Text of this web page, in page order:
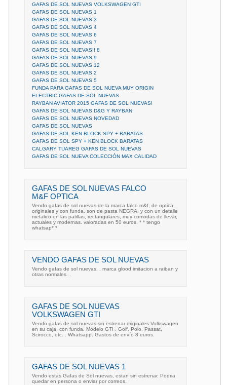
GAFAS DE SOL NUEVAS VOLKSWAGEN GTI
GAFAS DE SOL NUEVAS 1
GAFAS DE SOL NUEVAS 3
GAFAS DE SOL NUEVAS 4
GAFAS DE SOL NUEVAS 6
GAFAS DE SOL NUEVAS 7
GAFAS DE SOL NUEVAS!! 8
GAFAS DE SOL NUEVAS 9
GAFAS DE SOL NUEVAS 12
GAFAS DE SOL NUEVAS 2
GAFAS DE SOL NUEVAS 5
FUNDA PARA GAFAS DE SOL NUEVA MUY ORIGIN
ELECTRIC GAFAS DE SOL NUEVAS
RAYBAN AVIATOR 2015 GAFAS DE SOL NUEVAS!
GAFAS DE SOL NUEVAS D&G Y RAYBAN
GAFAS DE SOL NUEVAS NOVEDAD
GAFAS DE SOL NUEVAS
GAFAS DE SOL KEN BLOCK SPY + BARATAS
GAFAS DE SOL SPY + KEN BLOCK BARATAS
CALGARY TUAREG GAFAS DE SOL NUEVAS
GAFAS DE SOL NUEVA COLECCIÓN MAX CALIDAD
GAFAS DE SOL NUEVAS FALCO
M&F OPTICA
Vendo gafas de sol nuevas de la marca falco m&f, de optica,
originales y con funda. son de pasta NEGRA, y con un detalle
metalico en las patillas, rectangulares, muy comodas de llevar,
actuales y modernas. valoradas en 50 euros. * * tengo
whatsap* *
VENDO GAFAS DE SOL NUEVAS
Vendo gafas de sol nuevas. . marca glood imitacion a raiban y
otras normales. .
GAFAS DE SOL NUEVAS
VOLKSWAGEN GTI
Vendo gafas de sol nuevas sin estrenar originales Volkswagen
en su caja, con funda. Modelo GTI . Golf, Polo, Passat,
Scirocco, etc. . Whatsapp. Gastos de envío 8 euros.
GAFAS DE SOL NUEVAS 1
Vendo estas Gafas de Sol nuevas, estan sin estrenar. Podria
quedar en persona o enviar por correos.